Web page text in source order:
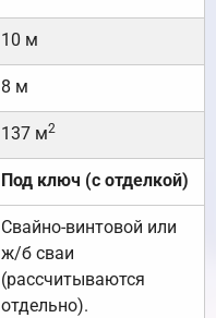
10 м
8 м
137 м2
Под ключ (с отделкой)
Свайно-винтовой или
ж/б сваи
(рассчитываются
отдельно).